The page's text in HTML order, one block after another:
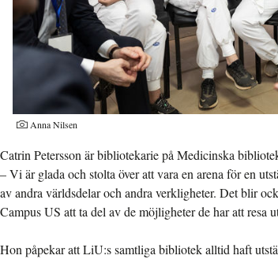
Anna Nilsen
Catrin Petersson är bibliotekarie på Medicinska
– Vi är glada och stolta över att vara en arena för en
av andra världsdelar och andra verkligheter. Det blir
Campus US att ta del av de möjligheter de har att resa
Hon påpekar att LiU:s samtliga bibliotek alltid haft